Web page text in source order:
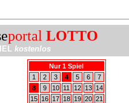
portal LOTTO
kostenlos
Nur 1 Spiel
1
2 3 4 5 6
7
8
9 10 11 12 13
14
15
16 17 18 19 20 21